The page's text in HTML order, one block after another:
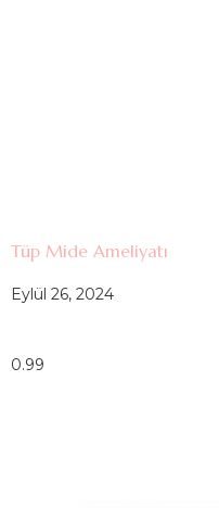
Tüp Mide Ameliyatı
Eylül 26, 2024